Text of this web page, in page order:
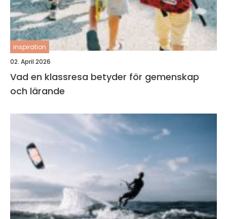
inspiration
02. April 2026
Vad en klassresa betyder för gemenskap
och lärande